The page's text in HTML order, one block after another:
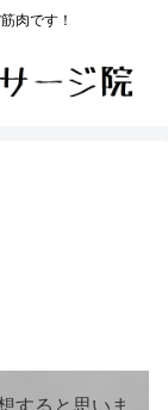
肉です！